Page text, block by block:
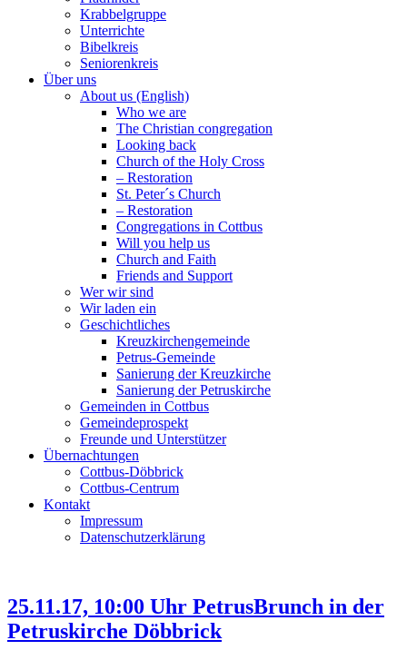
Krabbelgruppe
Unterrichte
Bibelkreis
Seniorenkreis
Über uns
About us (English)
Who we are
The Christian congregation
Looking back
Church of the Holy Cross
– Restoration
St. Peter´s Church
– Restoration
Congregations in Cottbus
Will you help us
Church and Faith
Friends and Support
Wer wir sind
Wir laden ein
Geschichtliches
Kreuzkirchengemeinde
Petrus-Gemeinde
Sanierung der Kreuzkirche
Sanierung der Petruskirche
Gemeinden in Cottbus
Gemeindeprospekt
Freunde und Unterstützer
Übernachtungen
Cottbus-Döbbrick
Cottbus-Centrum
Kontakt
Impressum
Datenschutzerklärung
25.11.17, 10:00 Uhr PetrusBrunch in der
Petruskirche Döbbrick